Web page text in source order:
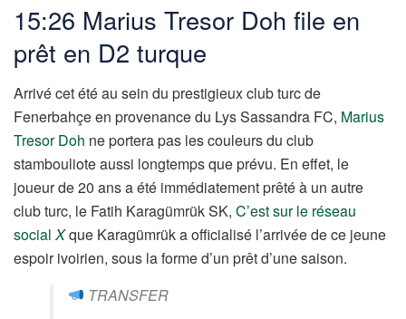
15:26 Marius Tresor Doh file en
prêt en D2 turque
Arrivé cet été au sein du prestigieux club turc de
Fenerbahçe en provenance du Lys Sassandra FC, Marius
Tresor Doh ne portera pas les couleurs du club
stambouliote aussi longtemps que prévu. En effet, le
joueur de 20 ans a été immédiatement prêté à un autre
club turc, le Fatih Karagümrük SK, C’est sur le réseau
social Xque Karagümrük a officialisé l’arrivée de ce jeune
espoir ivoirien, sous la forme d’un prêt d’une saison.
TRANSFER